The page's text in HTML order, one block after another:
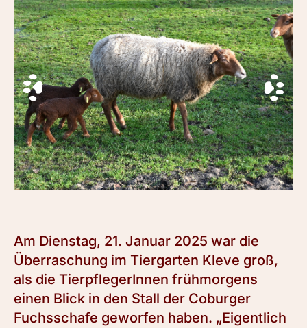
Am Dienstag, 21. Januar 2025 war die
Überraschung im Tiergarten Kleve groß,
als die TierpflegerInnen frühmorgens
einen Blick in den Stall der Coburger
Fuchsschafe geworfen haben. „Eigentlich